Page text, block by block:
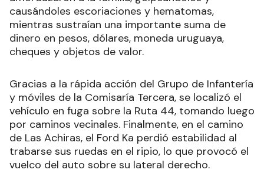
causándoles escoriaciones y hematomas,
mientras sustraían una importante suma de
dinero en pesos, dólares, moneda uruguaya,
cheques y objetos de valor.
Gracias a la rápida acción del Grupo de Infantería
y móviles de la Comisaría Tercera, se localizó el
vehículo en fuga sobre la Ruta 44, tomando luego
por caminos vecinales. Finalmente, en el camino
de Las Achiras, el Ford Ka perdió estabilidad al
trabarse sus ruedas en el ripio, lo que provocó el
vuelco del auto sobre su lateral derecho.